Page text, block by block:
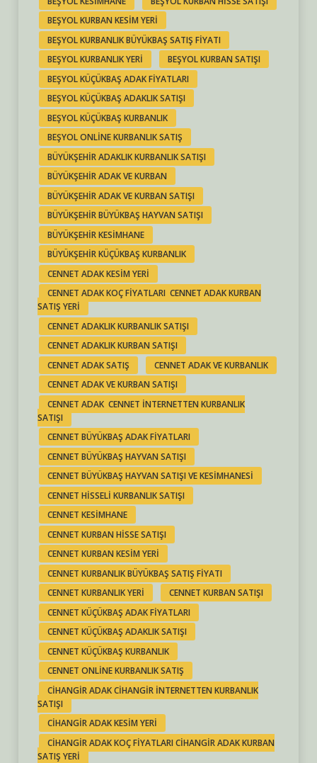
BEŞYOL KURBAN KESIM YERI
BEŞYOL KURBANLIK BÜYÜKBAŞ SATIŞ FIYATI
BEŞYOL KURBANLIK YERI
BEŞYOL KURBAN SATIŞI
BEŞYOL KÜÇÜKBAŞ ADAK FIYATLARI
BEŞYOL KÜÇÜKBAŞ ADAKLIK SATIŞI
BEŞYOL KÜÇÜKBAŞ KURBANLIK
BEŞYOL ONLINE KURBANLIK SATIŞ
BÜYÜKŞEHIR ADAKLIK KURBANLIK SATIŞI
BÜYÜKŞEHIR ADAK VE KURBAN
BÜYÜKŞEHIR ADAK VE KURBAN SATIŞI
BÜYÜKŞEHIR BÜYÜKBAŞ HAYVAN SATIŞI
BÜYÜKŞEHIR KESIMHANE
BÜYÜKŞEHIR KÜÇÜKBAŞ KURBANLIK
CENNET ADAK KESIM YERI
CENNET ADAK KOÇ FIYATLARI CENNET ADAK KURBAN
SATIŞ YERI
CENNET ADAKLIK KURBANLIK SATIŞI
CENNET ADAKLIK KURBAN SATIŞI
CENNET ADAK SATIŞ
CENNET ADAK VE KURBANLIK
CENNET ADAK VE KURBAN SATIŞI
CENNET ADAK CENNET INTERNETTEN KURBANLIK
SATIŞI
CENNET BÜYÜKBAŞ ADAK FIYATLARI
CENNET BÜYÜKBAŞ HAYVAN SATIŞI
CENNET BÜYÜKBAŞ HAYVAN SATIŞI VE KESIMHANESI
CENNET HISSELI KURBANLIK SATIŞI
CENNET KESIMHANE
CENNET KURBAN HISSE SATIŞI
CENNET KURBAN KESIM YERI
CENNET KURBANLIK BÜYÜKBAŞ SATIŞ FIYATI
CENNET KURBANLIK YERI
CENNET KURBAN SATIŞI
CENNET KÜÇÜKBAŞ ADAK FIYATLARI
CENNET KÜÇÜKBAŞ ADAKLIK SATIŞI
CENNET KÜÇÜKBAŞ KURBANLIK
CENNET ONLINE KURBANLIK SATIŞ
CIHANGIR ADAK CIHANGIR INTERNETTEN KURBANLIK
SATIŞI
CIHANGIR ADAK KESIM YERI
CIHANGIR ADAK KOÇ FIYATLARI CIHANGIR ADAK KURBAN
SATIŞ YERI